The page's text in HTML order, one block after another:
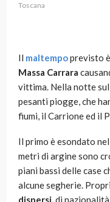
Toscana
Il maltempoprevisto
Massa Carrara
vittima. Nella notte
pesanti piogge, che
fiumi, il Carrione ed il
Il primo è esondato
metri di argine sono
piani bassi delle case
alcune segherie.